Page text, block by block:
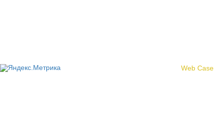
Web Case